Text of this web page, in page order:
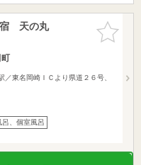
お気に入
りに追加
宿 天の丸
町
東名岡崎ＩＣより県道２６号、
呂、個室風呂